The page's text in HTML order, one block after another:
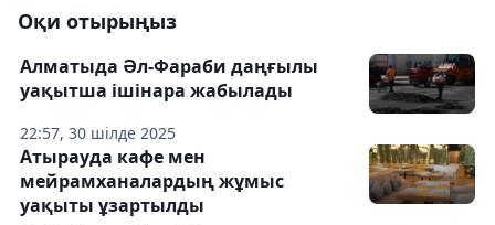
Оқи отырыңыз
22:57, 30 шілде 2025
Алматыда Әл-Фараби даңғылы
уақытша ішінара жабылады
Атырауда кафе мен
мейрамханалардың жұмыс
уақыты ұзартылды